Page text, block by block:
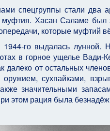
спецгруппы стали два
Хасан Саламе был
которые муфтий
го выдалась лунной.
в горное ущелье Вади-
далеко от остальных
сухпайками,
значительными
этом рация была